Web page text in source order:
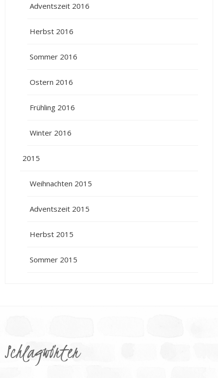
Adventszeit 2016
Herbst 2016
Sommer 2016
Ostern 2016
Frühling 2016
Winter 2016
2015
Weihnachten 2015
Adventszeit 2015
Herbst 2015
Sommer 2015
Schlagwörter